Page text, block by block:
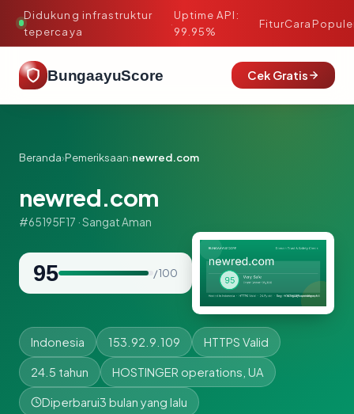
Didukung infrastruktur
tepercaya
·
Uptime API:
99.95%
FiturCara
BungaayuScore Cek Gratis
Beranda›Pemeriksaan›newred.com
newred.com
#65195F17 · Sangat Aman
95 / 100
Indonesia 153.92.9.109 HTTPS Valid
24.5 tahun HOSTINGER operations, UA
Diperbarui3 bulan yang lalu